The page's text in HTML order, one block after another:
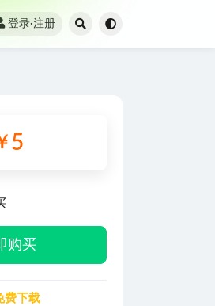
登录·注册
5
购买
费下载